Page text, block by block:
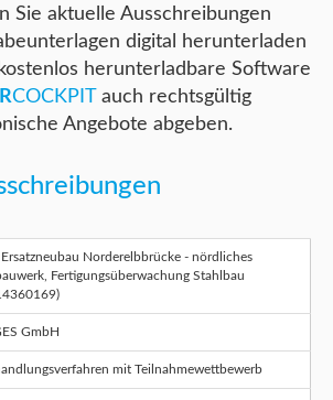
Sie aktuelle Ausschreibungen
digital herunterladen
herunterladbare Software
COCKPITauch rechtsgültig
Angebote abgeben.
Norderelbbrücke - nördliches
Fertigungsüberwachung Stahlbau
GmbH
mit Teilnahmewettbewerb